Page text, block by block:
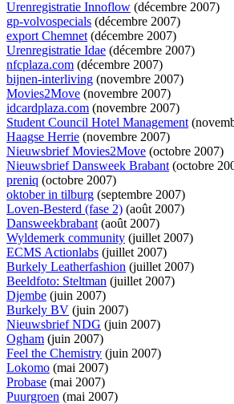
Urenregistratie Innoflow (décembre 2007)
gp-volvospecials (décembre 2007)
export Chemnet(décembre 2007)
Urenregistratie Idae (décembre 2007)
nfcplaza.com (décembre 2007)
bijnen-interliving (novembre 2007)
Movies2Move (novembre 2007)
idcardplaza.com (novembre 2007)
Student Council Hotel Management
Haagse Herrie (novembre 2007)
Nieuwsbrief Movies2Move (octobre 2007)
Nieuwsbrief Dansweek Brabant(octobre
preniq (octobre 2007)
oktober in tilburg (septembre 2007)
Loven-Besterd (fase 2) (août 2007)
Dansweekbrabant(août 2007)
Wyldemerk community (juillet 2007)
ECMS Actionlabs (juillet 2007)
Burkely Leatherfashion (juillet 2007)
Beeldfoto: Steltman (juillet 2007)
Djembe (juin 2007)
Burkely BV (juin 2007)
Nieuwsbrief NDG (juin 2007)
Ogham (juin 2007)
Feel the Chemistry (juin 2007)
Lokomo (mai 2007)
Probase (mai 2007)
Puurgroen (mai 2007)